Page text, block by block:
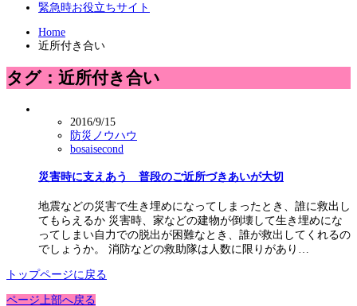
緊急時お役立ちサイト
Home
近所付き合い
タグ：近所付き合い
2016/9/15
防災ノウハウ
bosaisecond
災害時に支えあう 普段のご近所づきあいが大切
地震などの災害で生き埋めになってしまったとき、誰に救出し
てもらえるか 災害時、家などの建物が倒壊して生き埋めにな
ってしまい自力での脱出が困難なとき、誰が救出してくれるの
でしょうか。 消防などの救助隊は人数に限りがあり…
トップページに戻る
ページ上部へ戻る